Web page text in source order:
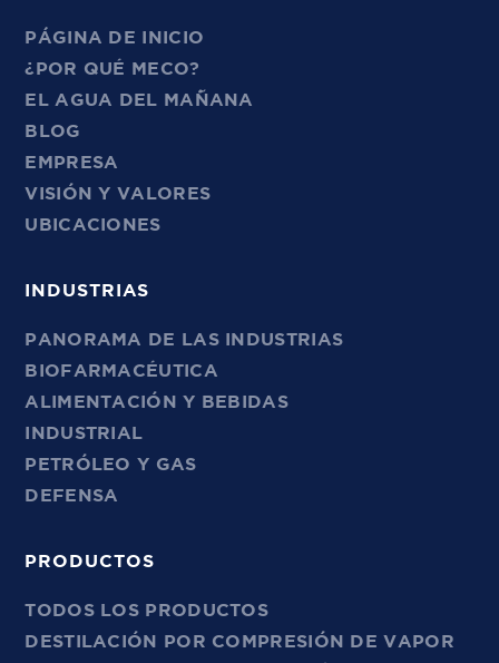
PÁGINA DE INICIO
¿POR QUÉ MECO?
EL AGUA DEL MAÑANA
BLOG
EMPRESA
VISIÓN Y VALORES
UBICACIONES
INDUSTRIAS
PANORAMA DE LAS INDUSTRIAS
BIOFARMACÉUTICA
ALIMENTACIÓN Y BEBIDAS
INDUSTRIAL
PETRÓLEO Y GAS
DEFENSA
PRODUCTOS
TODOS LOS PRODUCTOS
DESTILACIÓN POR COMPRESIÓN DE VAPOR